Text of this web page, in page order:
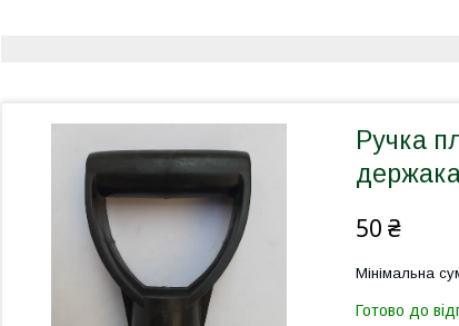
Ручка
50 ₴
Мінімальна
Готово до